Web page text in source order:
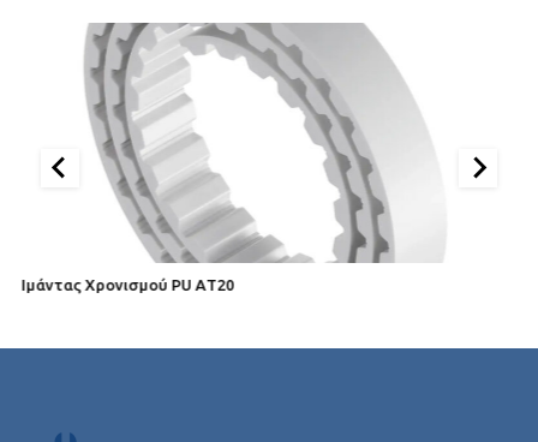
Ιμάντας Χρονισμού PU AΤ20